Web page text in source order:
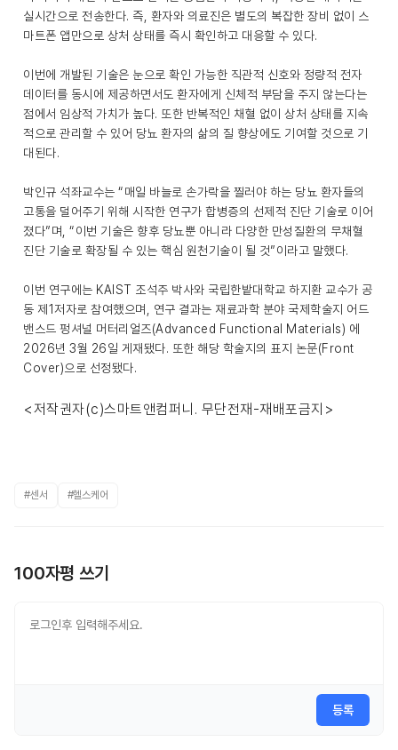
실시간으로 전송한다. 즉, 환자와 의료진은 별도의 복잡한 장비 없이 스
마트폰 앱만으로 상처 상태를 즉시 확인하고 대응할 수 있다.
이번에 개발된 기술은 눈으로 확인 가능한 직관적 신호와 정량적 전자
데이터를 동시에 제공하면서도 환자에게 신체적 부담을 주지 않는다는
점에서 임상적 가치가 높다. 또한 반복적인 채혈 없이 상처 상태를 지속
적으로 관리할 수 있어 당뇨 환자의 삶의 질 향상에도 기여할 것으로 기
대된다.
박인규 석좌교수는 “매일 바늘로 손가락을 찔러야 하는 당뇨 환자들의
고통을 덜어주기 위해 시작한 연구가 합병증의 선제적 진단 기술로 이어
졌다”며, “이번 기술은 향후 당뇨뿐 아니라 다양한 만성질환의 무채혈
진단 기술로 확장될 수 있는 핵심 원천기술이 될 것”이라고 말했다.
이번 연구에는 KAIST 조석주 박사와 국립한밭대학교 하지환 교수가 공
동 제1저자로 참여했으며, 연구 결과는 재료과학 분야 국제학술지 어드
밴스드 펑셔널 머터리얼즈(Advanced Functional Materials) 에
2026년 3월 26일 게재됐다. 또한 해당 학술지의 표지 논문(Front
Cover)으로 선정됐다.
<저작권자(c)스마트앤컴퍼니. 무단전재-재배포금지>
#센서 #헬스케어
100자평 쓰기
등록